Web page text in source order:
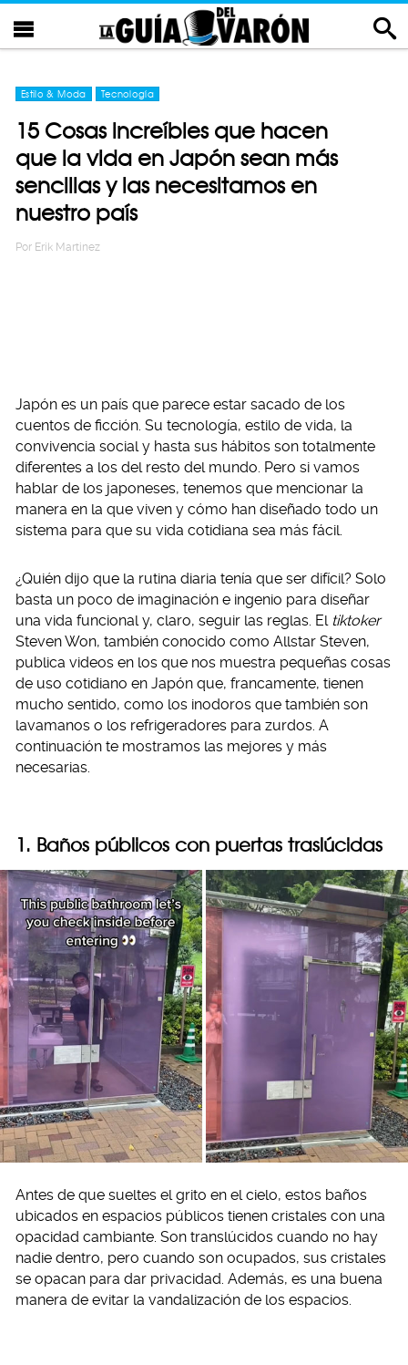
Estilo & Moda Tecnología
15 Cosas increíbles que hacen
que la vida en Japón sean más
sencillas y las necesitamos en
nuestro país
Por Erik Martinez
Japón es un país que parece estar sacado de los
cuentos de ficción. Su tecnología, estilo de vida, la
convivencia social y hasta sus hábitos son totalmente
diferentes a los del resto del mundo. Pero si vamos
hablar de los japoneses, tenemos que mencionar la
manera en la que viven y cómo han diseñado todo un
sistema para que su vida cotidiana sea más fácil.
¿Quién dijo que la rutina diaria tenía que ser difícil? Solo
basta un poco de imaginación e ingenio para diseñar
una vida funcional y, claro, seguir las reglas. El tiktoker
Steven Won, también conocido como Allstar Steven,
publica videos en los que nos muestra pequeñas cosas
de uso cotidiano en Japón que, francamente, tienen
mucho sentido, como los inodoros que también son
lavamanos o los refrigeradores para zurdos. A
continuación te mostramos las mejores y más
necesarias.
1. Baños públicos con puertas traslúcidas
Antes de que sueltes el grito en el cielo, estos baños
ubicados en espacios públicos tienen cristales con una
opacidad cambiante. Son translúcidos cuando no hay
nadie dentro, pero cuando son ocupados, sus cristales
se opacan para dar privacidad. Además, es una buena
manera de evitar la vandalización de los espacios.